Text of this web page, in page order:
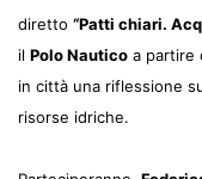
diretto “Patti chiari.
il Polo Nautico a partire
in città una riflessione
risorse idriche.